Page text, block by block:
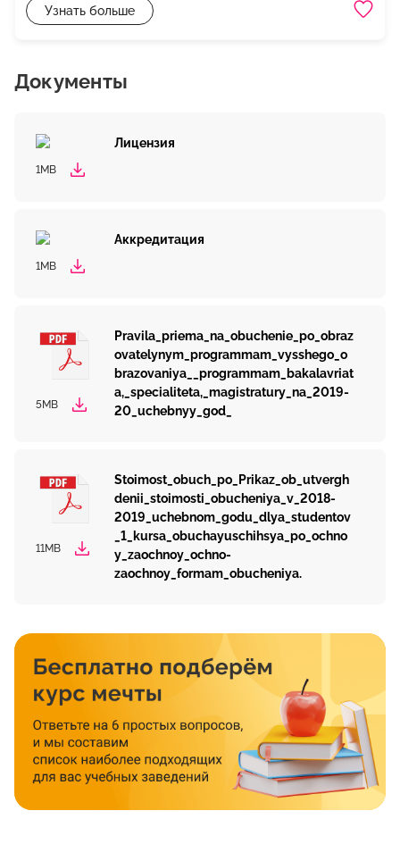
Узнать больше
Документы
Лицензия
1MB
Аккредитация
1MB
Pravila_priema_na_obuchenie_po_obraz
ovatelynym_programmam_vysshego_o
brazovaniya__programmam_bakalavriat
a,_specialiteta,_magistratury_na_2019-
20_uchebnyy_god_
5MB
Stoimost_obuch_po_Prikaz_ob_utvergh
denii_stoimosti_obucheniya_v_2018-
2019_uchebnom_godu_dlya_studentov
_1_kursa_obuchayuschihsya_po_ochno
y_zaochnoy_ochno-
zaochnoy_formam_obucheniya.
11MB